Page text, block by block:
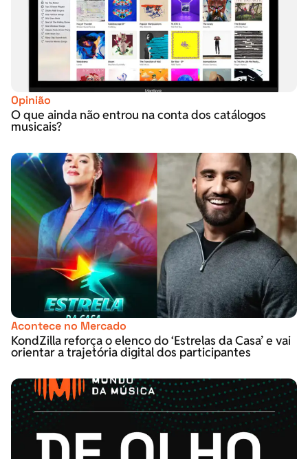
Opinião
O que ainda não entrou na conta dos catálogos
musicais?
Acontece no Mercado
KondZilla reforça o elenco do ‘Estrelas da Casa’ e vai
orientar a trajetória digital dos participantes